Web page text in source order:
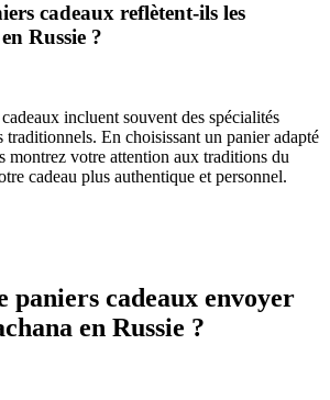
cadeaux reflètent-ils les
Russie ?
incluent souvent des spécialités
traditionnels. En choisissant un panier adapté
montrez votre attention aux traditions du
cadeau plus authentique et personnel.
paniers cadeaux envoyer
en Russie ?